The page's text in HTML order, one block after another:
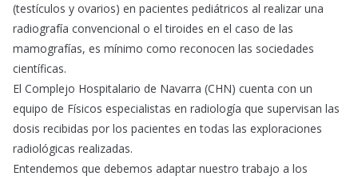
(testículos y ovarios) en pacientes pediátricos al realizar una
radiografía convencional o el tiroides en el caso de las
mamografías, es mínimo como reconocen las sociedades
científicas.
El Complejo Hospitalario de Navarra (CHN) cuenta con un
equipo de Físicos especialistas en radiología que supervisan las
dosis recibidas por los pacientes en todas las exploraciones
radiológicas realizadas.
Entendemos que debemos adaptar nuestro trabajo a los